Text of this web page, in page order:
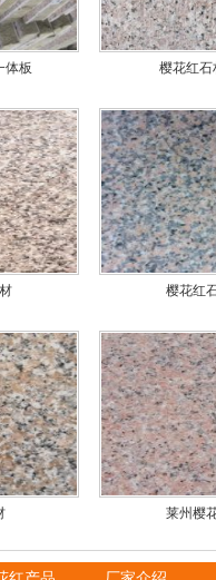
体板 樱花红石
樱花红
莱州樱